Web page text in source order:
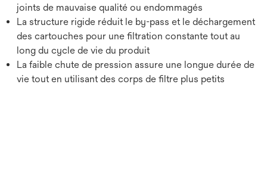
joints de mauvaise qualité ou endommagés
La structure rigide réduit le by-pass et le déchargement
des cartouches pour une filtration constante tout au
long du cycle de vie du produit
La faible chute de pression assure une longue durée de
vie tout en utilisant des corps de filtre plus petits